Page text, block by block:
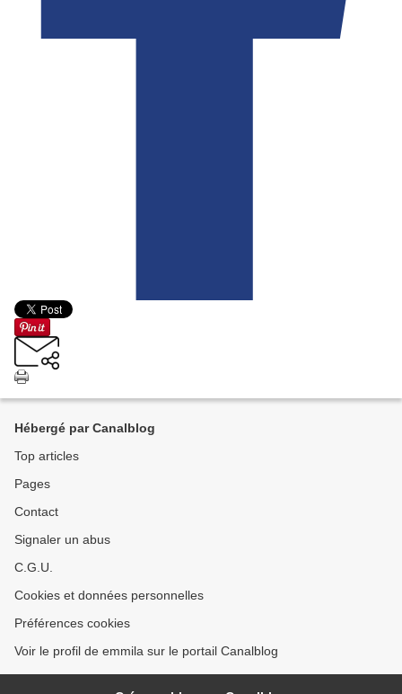
Hébergé par Canalblog
Top articles
Pages
Contact
Signaler un abus
C.G.U.
Cookies et données personnelles
Préférences cookies
Voir le profil de emmila sur le portail Canalblog